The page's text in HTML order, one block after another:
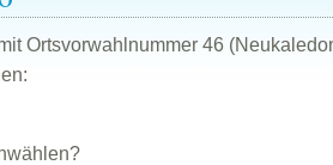
Ortsvorwahlnummer 46